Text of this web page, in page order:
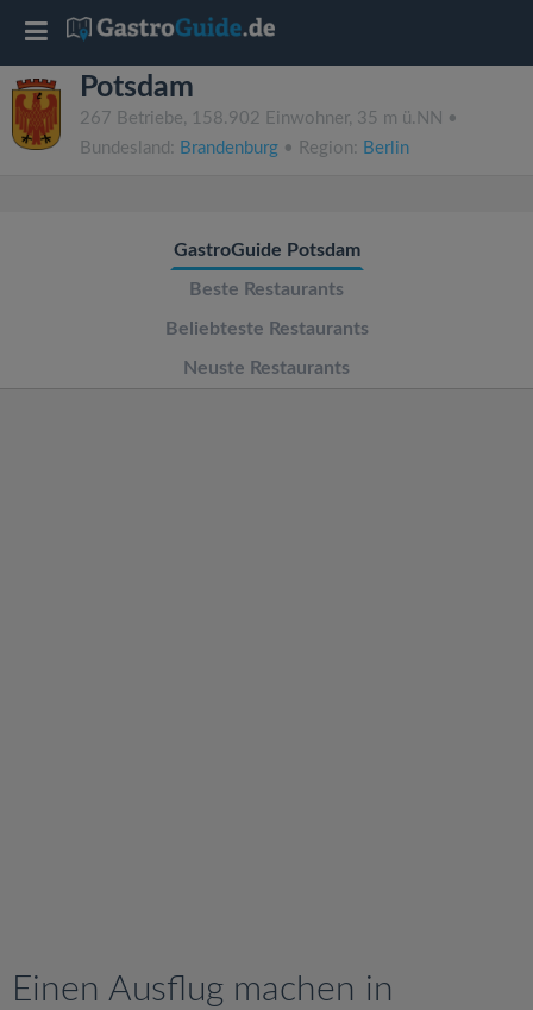
Potsdam
267 Betriebe, 158.902 Einwohner, 35 m ü.NN •
Bundesland: Brandenburg • Region: Berlin
GastroGuide Potsdam
Beste Restaurants
Beliebteste Restaurants
Neuste Restaurants
Einen Ausflug machen in
T
o